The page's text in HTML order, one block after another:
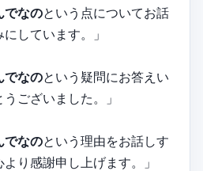
でなのという点についてお話
しています。」
でなのという疑問にお答えい
ございました。」
でなのという理由をお話しす
り感謝申し上げます。」